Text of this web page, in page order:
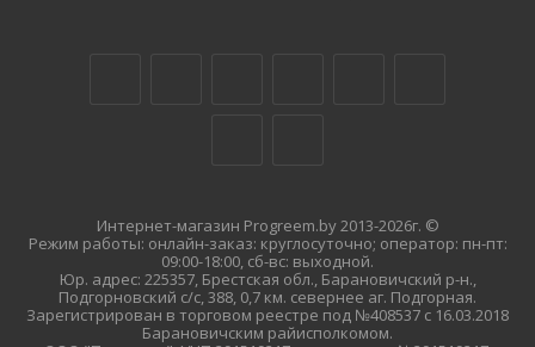
Интернет-магазин Progreem.by 2013-2026г. ©
Режим работы: онлайн-заказ: круглосуточно; оператор: пн-пт:
09:00-18:00, сб-вс: выходной.
Юр. адрес: 225357, Брестская обл., Барановичский р-н.,
Подгорновский с/с, 388, 0,7 км. севернее аг. Подгорная.
Зарегистрирован в торговом реестре под №408537 с 16.03.2018
Барановичским райисполкомом.